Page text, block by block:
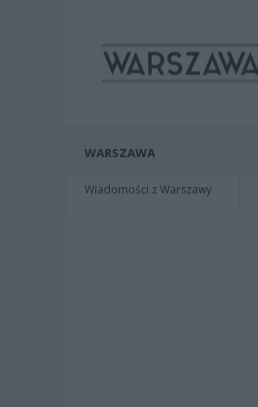
WARSZAWA
Wiadomości z Warszawy